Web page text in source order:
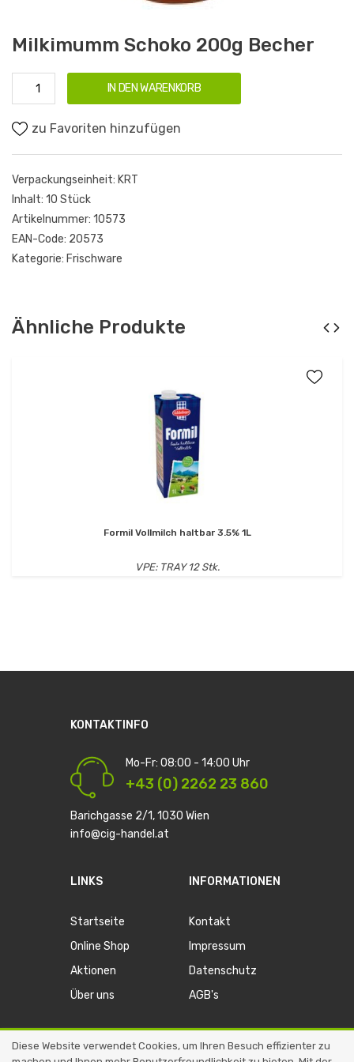
Milkimumm Schoko 200g Becher
IN DEN WARENKORB
zu Favoriten hinzufügen
Verpackungseinheit: KRT
Inhalt: 10 Stück
Artikelnummer: 10573
EAN-Code: 20573
Kategorie: Frischware
Ähnliche Produkte
Formil Vollmilch haltbar 3.5% 1L
VPE: TRAY 12 Stk.
KONTAKTINFO
Mo-Fr: 08:00 - 14:00 Uhr
+43 (0) 2262 23 860
Barichgasse 2/1, 1030 Wien
info@cig-handel.at
LINKS
Startseite
Online Shop
Aktionen
Über uns
INFORMATIONEN
Kontakt
Impressum
Datenschutz
AGB's
Diese Website verwendet Cookies, um Ihren Besuch effizienter zu